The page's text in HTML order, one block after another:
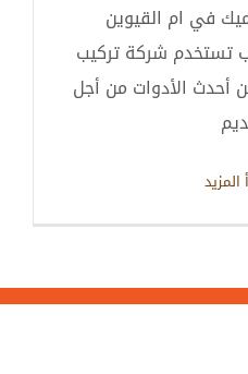
في ام القيوين
تركيب تستخدم شركة تركيب
أحدث الأدوات من أجل